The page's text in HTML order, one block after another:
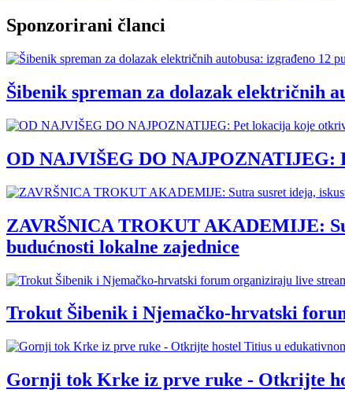
Sponzorirani članci
Šibenik spreman za dolazak električnih
OD NAJVIŠEG DO
ZAVRŠNICA TROKUT AKADEMIJE:
budućnosti lokalne zajednice
Trokut Šibenik i Njemačko-hrvatski
Gornji tok Krke iz prve ruke - Otkrijte